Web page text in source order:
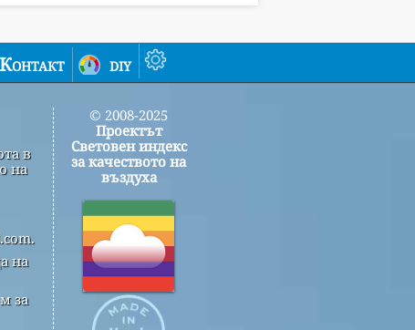
Контакт diy
в
на
на
за
© 2008-2025
Проектът
Световен индекс
за качеството на
въздуха